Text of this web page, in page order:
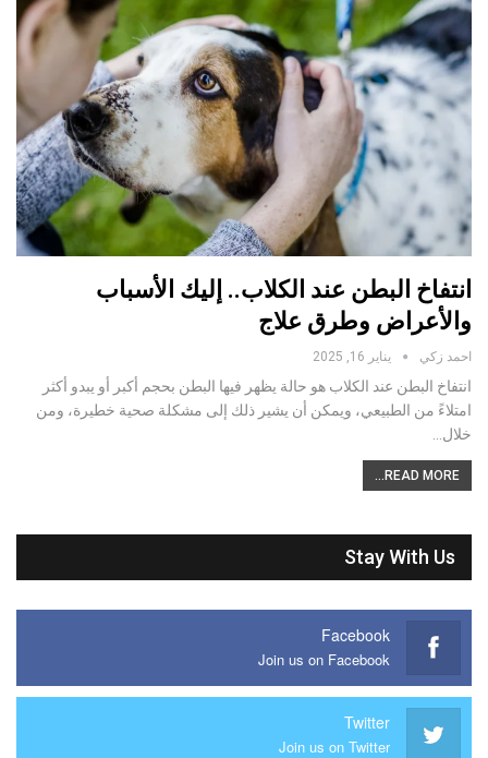
انتفاخ البطن عند الكلاب.. إليك الأسباب
والأعراض وطرق علاج
احمد زكي يناير 16, 2025
انتفاخ البطن عند الكلاب هو حالة يظهر فيها البطن بحجم أكبر أو يبدو أكثر
امتلاءً من الطبيعي، ويمكن أن يشير ذلك إلى مشكلة صحية خطيرة، ومن
خلال…
READ MORE...
Stay With Us
Facebook
Join us on Facebook
Twitter
Join us on Twitter